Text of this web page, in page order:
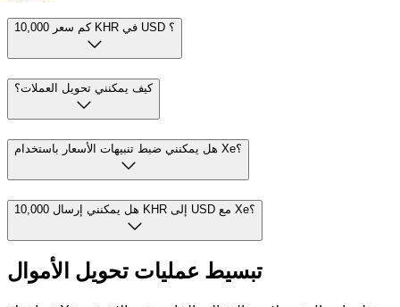
كم سعر 10,000 KHR في USD ؟
كيف يمكنني تحويل العملات؟
هل يمكنني ضبط تنبيهات الأسعار باستخدام Xe؟
هل يمكنني إرسال 10,000 KHR إلى USD مع Xe؟
تبسيط عمليات تحويل الأموال